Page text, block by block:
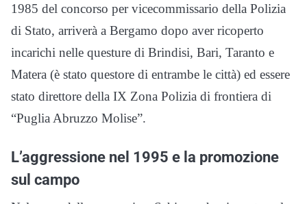
1985 del concorso per vicecommissario della Polizia
di Stato, arriverà a Bergamo dopo aver ricoperto
incarichi nelle questure di Brindisi, Bari, Taranto e
Matera (è stato questore di entrambe le città) ed essere
stato direttore della IX Zona Polizia di frontiera di
“Puglia Abruzzo Molise”.
L’aggressione nel 1995 e la promozione
sul campo